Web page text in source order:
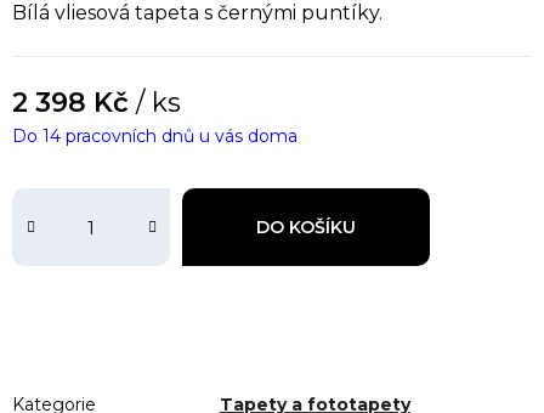
Bílá vliesová tapeta s černými puntíky.
2 398 Kč / ks
DO KOŠÍKU
Do 14 pracovních dnů u vás doma
Kategorie
Tapety a fototapety